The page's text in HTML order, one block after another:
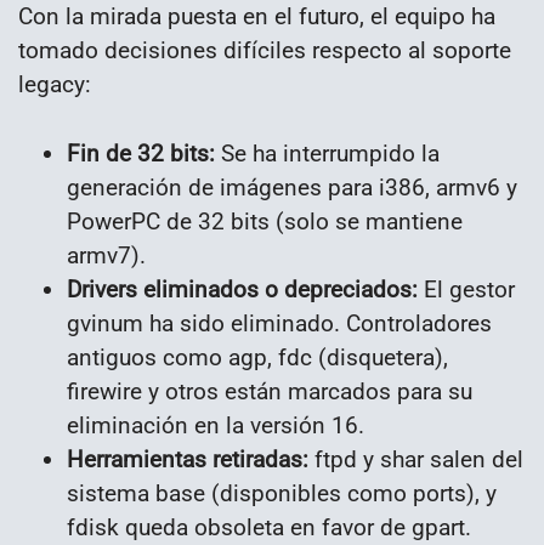
Con la mirada puesta en el futuro, el equipo ha
tomado decisiones difíciles respecto al soporte
legacy:
Fin de 32 bits: Se ha interrumpido la
generación de imágenes para i386, armv6 y
PowerPC de 32 bits (solo se mantiene
armv7).
Drivers eliminados o depreciados: El gestor
gvinum ha sido eliminado. Controladores
antiguos como agp, fdc (disquetera),
firewire y otros están marcados para su
eliminación en la versión 16.
Herramientas retiradas: ftpd y shar salen del
sistema base (disponibles como ports), y
fdisk queda obsoleta en favor de gpart.